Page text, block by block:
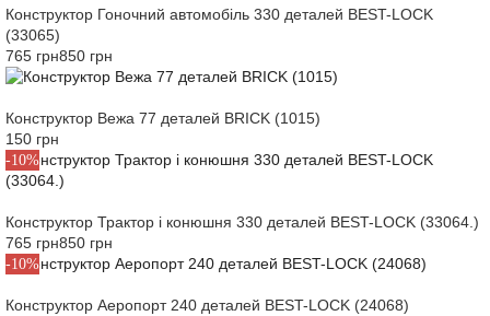
Конструктор Гоночний автомобіль 330 деталей BEST-LOCK
(33065)
765 грн850 грн
Конструктор Вежа 77 деталей BRICK (1015)
150 грн
-10%
Конструктор Трактор і конюшня 330 деталей BEST-LOCK (33064.)
765 грн850 грн
-10%
Конструктор Аеропорт 240 деталей BEST-LOCK (24068)